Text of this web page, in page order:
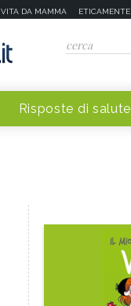
VITA DA MAMMA ETICAMENTE
Risposte di salute